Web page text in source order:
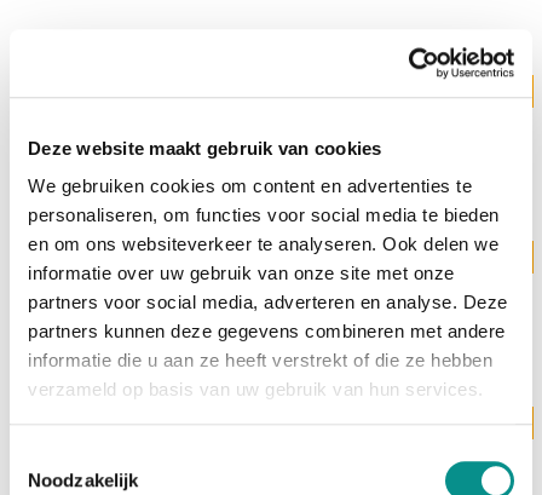
Deze website maakt gebruik van cookies
We gebruiken cookies om content en advertenties te
personaliseren, om functies voor social media te bieden
en om ons websiteverkeer te analyseren. Ook delen we
informatie over uw gebruik van onze site met onze
partners voor social media, adverteren en analyse. Deze
partners kunnen deze gegevens combineren met andere
informatie die u aan ze heeft verstrekt of die ze hebben
verzameld op basis van uw gebruik van hun services.
Noodzakelijk
€1.719,00
Mac mini M4 Pro 2024 12C CPU | 16C GPU | 24GB |
512GB
€1.899,00
Levertijd ± 6 weken
Mac mini M4 Pro | 14C CPU | 20C GPU | 48GB | 512GB
€2.699,00